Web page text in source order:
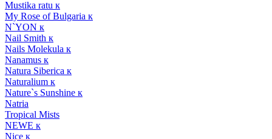
Mustika ratu к
My Rose of Bulgaria к
N`YON к
Nail Smith к
Nails Molekula к
Nanamus к
Natura Siberica к
Naturalium к
Nature`s Sunshine к
Natria
Tropical Mists
NEWE к
Nice к